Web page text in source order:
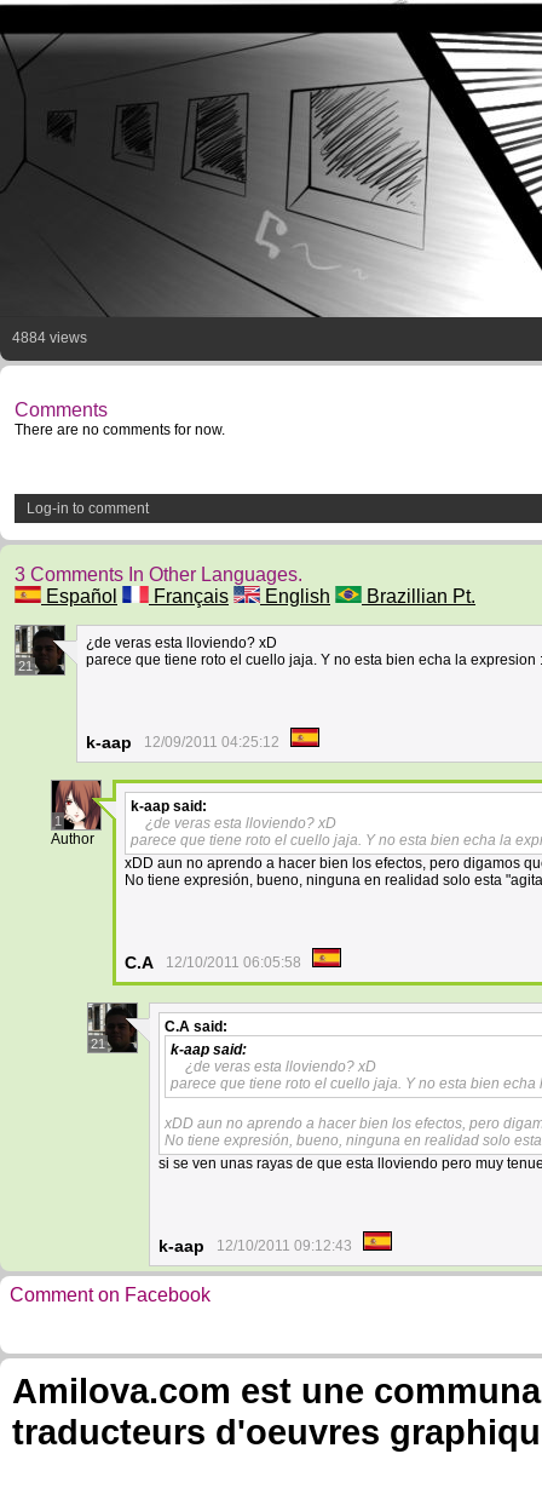
4884 views
Comments
There are no comments for now.
Log-in to comment
3 Comments In Other Languages.
Español
Français English Brazillian Pt.
21
¿de veras esta lloviendo? xD
parece que tiene roto el cuello jaja. Y no esta bien echa la
k-aap 12/09/2011 04:25:12
1
Author
k-aap said:
¿de veras esta lloviendo? xD
parece que tiene roto el cuello jaja. Y no esta bien echa la
xDD aun no aprendo a hacer bien los efectos, pero digamos
No tiene expresión, bueno, ninguna en realidad solo esta
C.A 12/10/2011 06:05:58
21
C.A said:
k-aap said:
¿de veras esta lloviendo? xD
parece que tiene roto el cuello jaja. Y no esta bien
xDD aun no aprendo a hacer bien los efectos, pero
No tiene expresión, bueno, ninguna en realidad solo
si se ven unas rayas de que esta lloviendo pero muy
k-aap 12/10/2011 09:12:43
Comment on Facebook
Amilova.com est une
traducteurs d'oeuvres